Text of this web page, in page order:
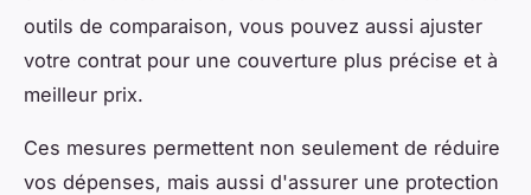
outils de comparaison, vous pouvez aussi ajuster
votre contrat pour une couverture plus précise et à
meilleur prix.
Ces mesures permettent non seulement de réduire
vos dépenses, mais aussi d'assurer une protection